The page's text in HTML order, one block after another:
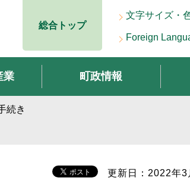
総合トップ
文字サイズ・
Foreign
業 町政情報
続き
更新日：2022年3